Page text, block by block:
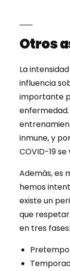
Otros
La
influencia
importante
inmune, y
COVID-19
Además, es
hemos
existe un
que
en tres fases: